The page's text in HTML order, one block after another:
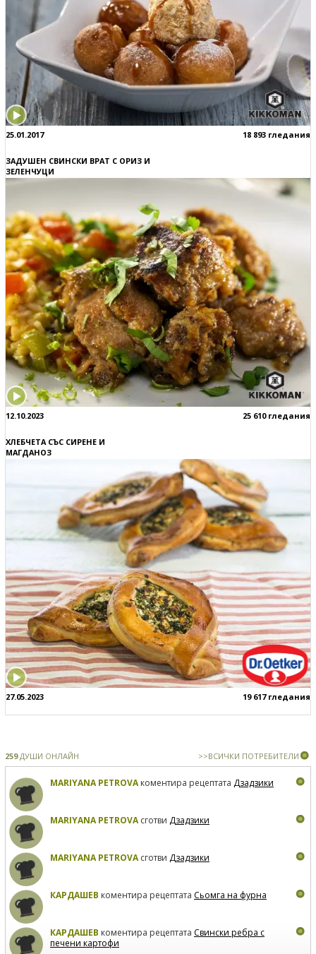
25.01.2017 18 893 гледания
ЗАДУШЕН СВИНСКИ ВРАТ С ОРИЗ И
ЗЕЛЕНЧУЦИ
12.10.2023 25 610 гледания
ХЛЕБЧЕТА СЪС СИРЕНЕ И
МАГДАНОЗ
27.05.2023 19 617 гледания
259ДУШИ ОНЛАЙН >>ВСИЧКИ ПОТРЕБИТЕЛИ
MARIYANA PETROVAкоментира рецептата Дзадзики
MARIYANA PETROVAсготви Дзадзики
MARIYANA PETROVAсготви Дзадзики
КАРДАШЕВ коментира рецептата Сьомга на фурна
КАРДАШЕВ коментира рецептата Свински ребра с
печени картофи